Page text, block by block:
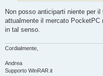
Non posso anticiparti niente per
attualmente il mercato PocketPC
in tal senso.
Cordialmente,
Andrea
Supporto WinRAR.it